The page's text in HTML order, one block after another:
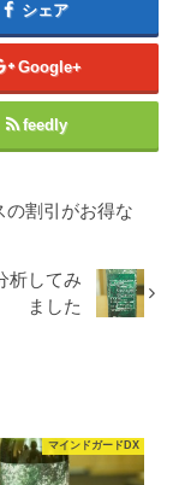
シェア
Google+
feedly
の割引がお得な
析してみ
ました
マインドガードDX